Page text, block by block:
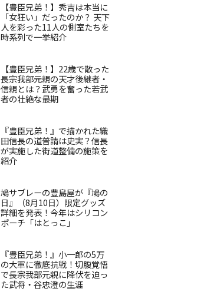
【豊臣兄弟！】秀吉は本当に
「女狂い」だったのか？ 天下
人を彩った11人の側室たちを
時系列で一挙紹介
【豊臣兄弟！】22歳で散った
長宗我部元親の天才後継者・
信親とは？武勇を奮った若武
者の壮絶な最期
『豊臣兄弟！』で描かれた織
田信長の道普請は史実？信長
が実施した街道整備の施策を
紹介
鳩サブレーの豊島屋が『鳩の
日』（8月10日）限定グッズ
詳細を発表！今年はシリコン
ポーチ「はとっこ」
『豊臣兄弟！』小一郎の5万
の大軍に徹底抗戦！切腹覚悟
で長宗我部元親に降伏を迫っ
た武将・谷忠澄の生涯